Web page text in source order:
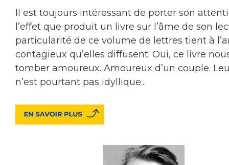
Il est toujours intéressant de porter son
l’effet que produit un livre sur l’âme de son
particularité de ce volume de lettres tient à
contagieux qu’elles diffusent. Oui, ce livre
tomber amoureux. Amoureux d’un couple.
n’est pourtant pas idyllique...